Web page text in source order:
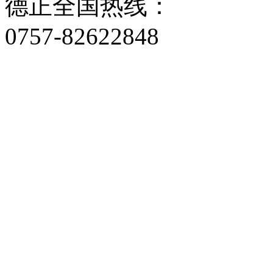
德正全国热线：
0757-82622848